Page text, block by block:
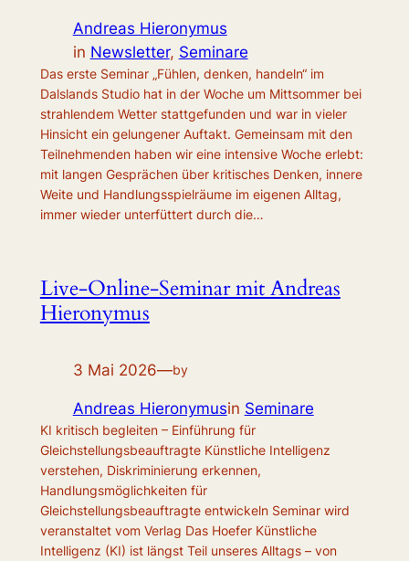
Andreas Hieronymus
in Newsletter, Seminare
Das erste Seminar „Fühlen, denken, handeln“ im
Dalslands Studio hat in der Woche um Mittsommer bei
strahlendem Wetter stattgefunden und war in vieler
Hinsicht ein gelungener Auftakt. Gemeinsam mit den
Teilnehmenden haben wir eine intensive Woche erlebt:
mit langen Gesprächen über kritisches Denken, innere
Weite und Handlungsspielräume im eigenen Alltag,
immer wieder unterfüttert durch die…
Live-Online-Seminar mit Andreas
Hieronymus
3 Mai 2026—by
Andreas Hieronymusin Seminare
KI kritisch begleiten – Einführung für
Gleichstellungsbeauftragte Künstliche Intelligenz
verstehen, Diskriminierung erkennen,
Handlungsmöglichkeiten für
Gleichstellungsbeauftragte entwickeln Seminar wird
veranstaltet vom Verlag Das Hoefer Künstliche
Intelligenz (KI) ist längst Teil unseres Alltags – von